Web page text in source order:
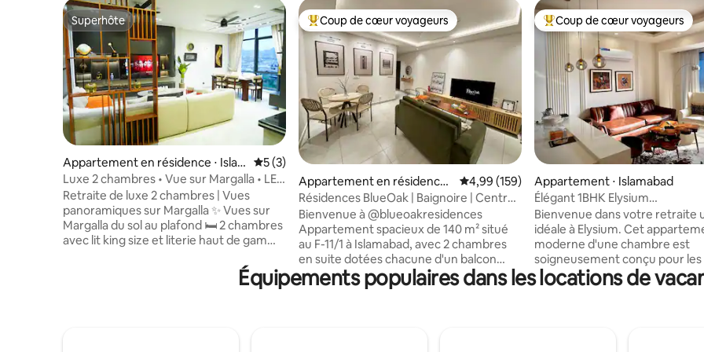
Superhôte
Superhôte
Appartement en résidence ⋅ Isla
mabad
Évaluation moyenne sur la base de 3 commentaires : 5 sur 5
5 (3)
Luxe 2 chambres • Vue sur Margalla • LED
65" • D-12
Retraite de luxe 2 chambres | Vues
panoramiques sur Margalla ✨ Vues sur
Margalla du sol au plafond 🛏️ 2 chambres
avec lit king size et literie haut de gamme
connectée 📺 Télévision connectée
65 pouces, Netflix et WiFi rapide 🍳
Coups de cœur voyageurs les plus appréciés
Coup de cœur voyageurs
Appartement en résidence ⋅
Islamabad
Évaluation moyenne sur la base de 159
4,99 (159)
Résidences BlueOak | Baignoire | Central |
Salle de sport
Bienvenue à @blueoakresidences
Appartement spacieux de 140 m² situé
au F-11/1 à Islamabad, avec 2 chambres
en suite dotées chacune d'un balcon
privé, une salle d'eau, une alimentation
de secours UPS, une connexion Wi-Fi
Coups de cœur voyageurs les
Coup de cœur voyageurs
Appartement ⋅ Islamabad
Élégant 1BHK Elysium
séjour/central•propre•sécurisé
Bienvenue dans votre retraite
idéale à Elysium. Cet
moderne d'une chambre est
soigneusement conçu pour les
les voyageurs en solo et les
d'affaires à la recherche de
confortable, du linge de maison
Équipements populaires dans les locations de